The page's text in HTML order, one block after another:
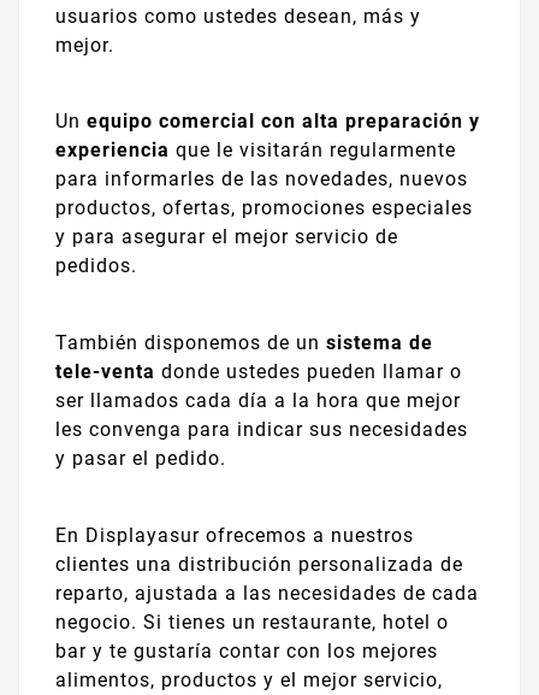
usuarios como ustedes desean, más y
mejor.
Un equipo comercial con alta preparación y
experiencia que le visitarán regularmente
para informarles de las novedades, nuevos
productos, ofertas, promociones especiales
y para asegurar el mejor servicio de
pedidos.
También disponemos de un sistema de
tele-venta donde ustedes pueden llamar o
ser llamados cada día a la hora que mejor
les convenga para indicar sus necesidades
y pasar el pedido.
En Displayasur ofrecemos a nuestros
clientes una distribución personalizada de
reparto, ajustada a las necesidades de cada
negocio. Si tienes un restaurante, hotel o
bar y te gustaría contar con los mejores
alimentos, productos y el mejor servicio,